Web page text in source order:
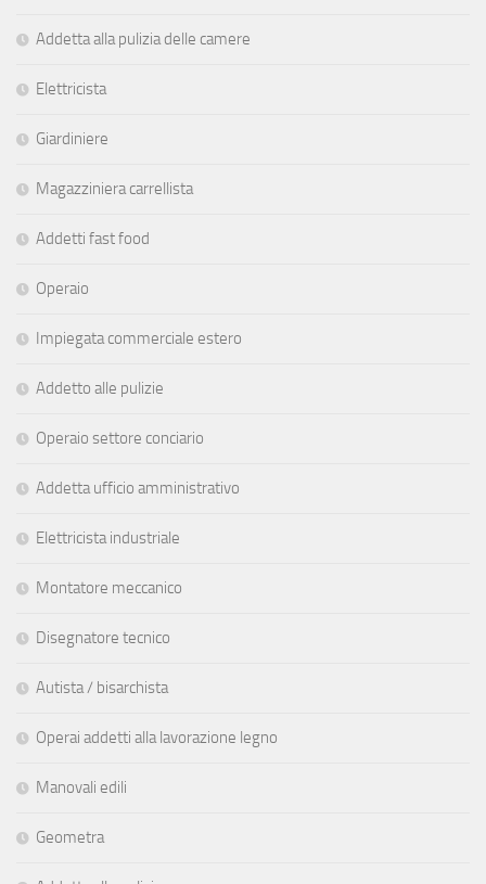
Addetta alla pulizia delle camere
Elettricista
Giardiniere
Magazziniera carrellista
Addetti fast food
Operaio
Impiegata commerciale estero
Addetto alle pulizie
Operaio settore conciario
Addetta ufficio amministrativo
Elettricista industriale
Montatore meccanico
Disegnatore tecnico
Autista / bisarchista
Operai addetti alla lavorazione legno
Manovali edili
Geometra